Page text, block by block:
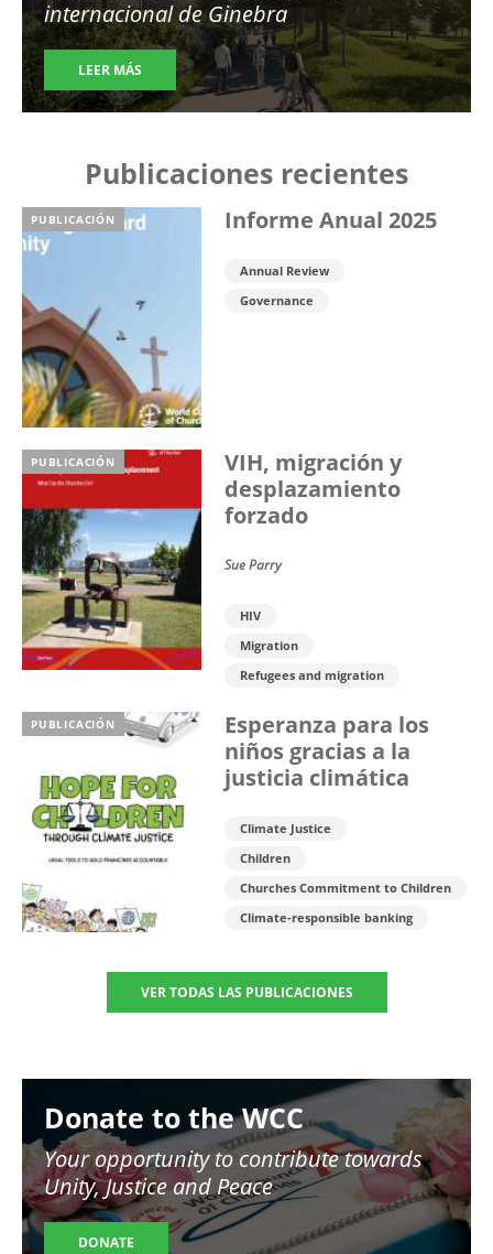
internacional de Ginebra
LEER MÁS
Publicaciones recientes
PUBLICACIÓN Informe Anual 2025
Annual Review
Governance
PUBLICACIÓN
VIH, migración y
desplazamiento
forzado
Sue Parry
HIV
Migration
Refugees and migration
PUBLICACIÓN
Esperanza para los
niños gracias a la
justicia climática
Climate Justice
Children
Churches Commitment to Children
Climate-responsible banking
VER TODAS LAS PUBLICACIONES
Donate to the WCC
Your opportunity to contribute towards
Unity, Justice and Peace
DONATE